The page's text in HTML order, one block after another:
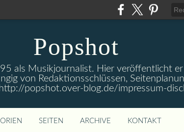
Popshot
als Musikjournalist. Hier veröffentlicht er
von Redaktionsschlüssen,
popshot.over-blog.de/impressum-
SEITEN ARCHIVE KONTAKT